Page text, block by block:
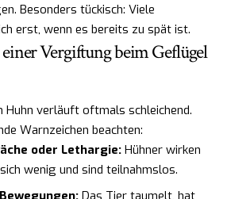
Besonders tückisch: Viele
erst, wenn es bereits zu spät ist.
Vergiftung beim Geflügel
Huhn verläuft oftmals schleichend.
Warnzeichen beachten:
oder Lethargie: Hühner wirken
wenig und sind teilnahmslos.